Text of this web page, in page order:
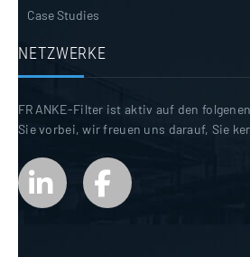
Case Studies
NETZWERKE
FRANKE-Filter ist aktiv auf den
Sie vorbei, wir freuen uns darauf, Sie